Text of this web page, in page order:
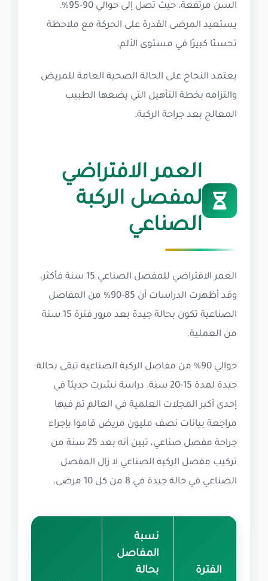
السن مرتفعة، حيث تصل إلى حوالي 90-95%.
يستعيد المرضى القدرة على الحركة مع ملاحظة
تحسنًا كبيرًا في مستوى الألم.
يعتمد النجاح على الحالة الصحية العامة للمريض
والتزامه بخطة التأهيل التي يضعها الطبيب
المعالج بعد جراحة الركبة.
العمر الافتراضي
لمفصل الركبة
الصناعي
العمر الافتراضي للمفصل الصناعي 15 سنة فأكثر،
وقد أظهرت الدراسات أن 85-90% من المفاصل
الصناعية تكون بحالة جيدة بعد مرور فترة 15 سنة
من العملية.
حوالي 90% من مفاصل الركبة الصناعية تبقى بحالة
جيدة لمدة 15-20 سنة. دراسة نشرت حديثاً في
إحدى أكبر المجلات العلمية في العالم تم فيها
مراجعة بيانات نصف مليون مريض قاموا بإجراء
جراحة مفصل صناعي، تبين أنه بعد 25 سنة من
تركيب مفصل الركبة الصناعي لا زال المفصل
الصناعي في حالة جيدة في 8 من كل 10 مرضى.
الفترة
نسبة
المفاصل
بحالة